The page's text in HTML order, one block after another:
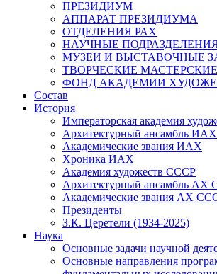
ПРЕЗИДИУМ
АППАРАТ ПРЕЗИДИУМА
ОТДЕЛЕНИЯ РАХ
НАУЧНЫЕ
МУЗЕИ И ВЫСТАВОЧНЫЕ
ТВОРЧЕСКИЕ МАСТЕРСКИЕ
ФОНД АКАДЕМИИ
Состав
История
Императорская академия
Архитектурный ансамбль ИАХ
Академические звания ИАХ
Хроника ИАХ
Академия художеств СССР
Архитектурный ансамбль АХ
Академические звания АХ
Президенты
З.К. Церетели (1934-2025)
Наука
Основные задачи научной
Основные направления